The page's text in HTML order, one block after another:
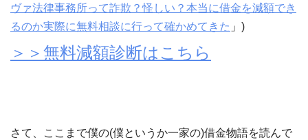
ヴァ法律事務所って詐欺？怪しい？本当に借金を減額でき
るのか実際に無料相談に行って確かめてきた 」)
＞＞無料減額診断はこちら
さて、ここまで僕の(僕というか一家の)借金物語を読んで